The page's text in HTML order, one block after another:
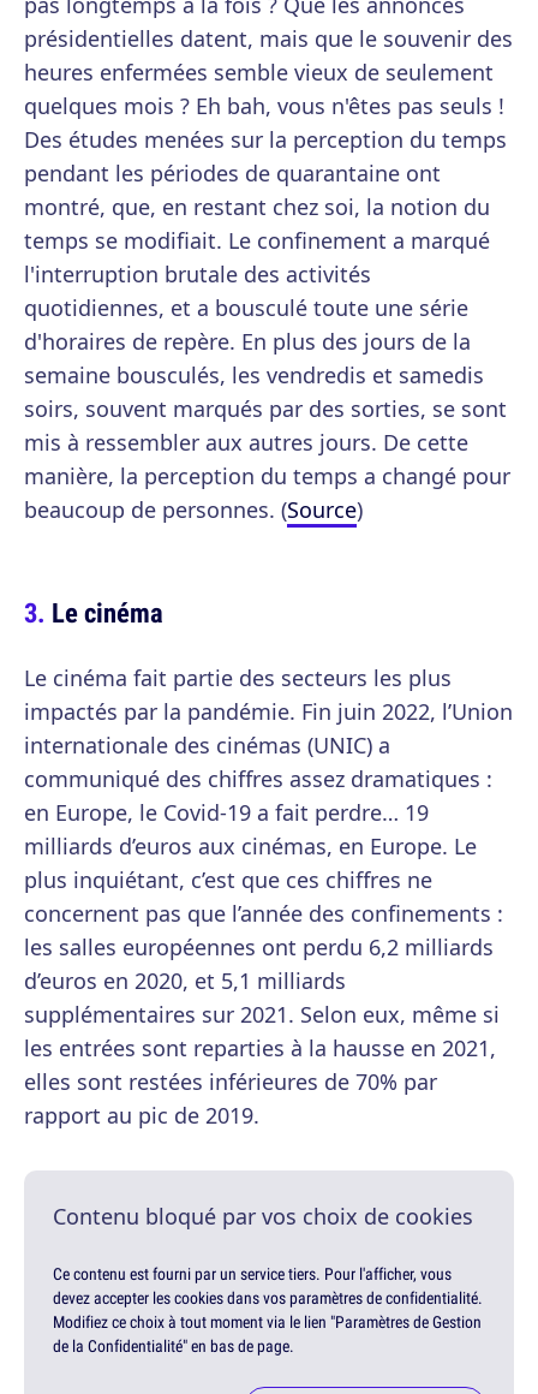
présidentielles datent, mais que le souvenir des
heures enfermées semble vieux de seulement
quelques mois ? Eh bah, vous n'êtes pas seuls !
Des études menées sur la perception du temps
pendant les périodes de quarantaine ont
montré, que, en restant chez soi, la notion du
temps se modifiait. Le confinement a marqué
l'interruption brutale des activités
quotidiennes, et a bousculé toute une série
d'horaires de repère. En plus des jours de la
semaine bousculés, les vendredis et samedis
soirs, souvent marqués par des sorties, se sont
mis à ressembler aux autres jours. De cette
manière, la perception du temps a changé pour
beaucoup de personnes. (Source)
Le cinéma
Le cinéma fait partie des secteurs les plus
impactés par la pandémie. Fin juin 2022, l’Union
internationale des cinémas (UNIC) a
communiqué des chiffres assez dramatiques :
en Europe, le Covid-19 a fait perdre… 19
milliards d’euros aux cinémas, en Europe. Le
plus inquiétant, c’est que ces chiffres ne
concernent pas que l’année des confinements :
les salles européennes ont perdu 6,2 milliards
d’euros en 2020, et 5,1 milliards
supplémentaires sur 2021. Selon eux, même si
les entrées sont reparties à la hausse en 2021,
elles sont restées inférieures de 70% par
rapport au pic de 2019.
Contenu bloqué par vos choix de cookies
Ce contenu est fourni par un service tiers. Pour l'afficher, vous
devez accepter les cookies dans vos paramètres de confidentialité.
Modifiez ce choix à tout moment via le lien "Paramètres de Gestion
de la Confidentialité" en bas de page.